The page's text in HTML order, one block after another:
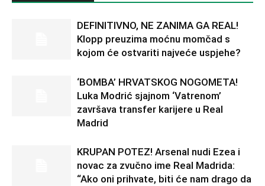
DEFINITIVNO, NE ZANIMA GA REAL!
Klopp preuzima moćnu momčad s
kojom će ostvariti najveće uspjehe?
‘BOMBA’ HRVATSKOG NOGOMETA!
Luka Modrić sjajnom ‘Vatrenom’
završava transfer karijere u Real
Madrid
KRUPAN POTEZ! Arsenal nudi Ezea i
novac za zvučno ime Real Madrida:
“Ako oni prihvate, biti će nam drago da